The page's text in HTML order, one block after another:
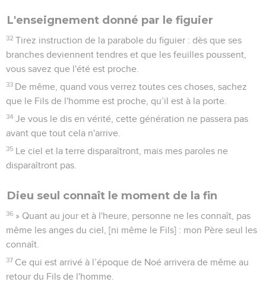
L'enseignement donné par le figuier
32 Tirez instruction de la parabole du figuier : dès que ses
branches deviennent tendres et que les feuilles poussent,
vous savez que l'été est proche.
33 De même, quand vous verrez toutes ces choses, sachez
que le Fils de l'homme est proche, qu’il est à la porte.
34 Je vous le dis en vérité, cette génération ne passera pas
avant que tout cela n'arrive.
35 Le ciel et la terre disparaîtront, mais mes paroles ne
disparaîtront pas.
Dieu seul connaît le moment de la fin
36 » Quant au jour et à l'heure, personne ne les connaît, pas
même les anges du ciel, [ni même le Fils] : mon Père seul les
connaît.
37 Ce qui est arrivé à l’époque de Noé arrivera de même au
retour du Fils de l'homme.